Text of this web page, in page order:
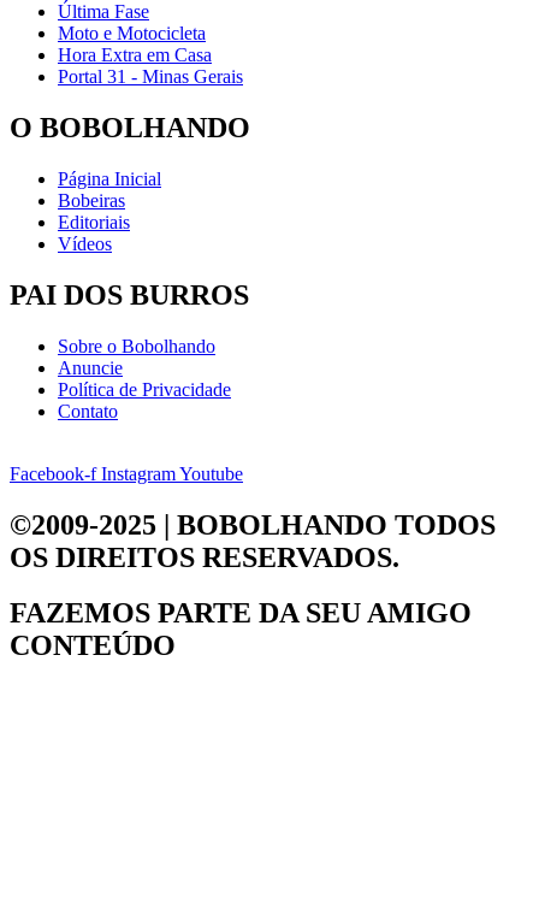
Última Fase
Moto e Motocicleta
Hora Extra em Casa
Portal 31 - Minas Gerais
O BOBOLHANDO
Página Inicial
Bobeiras
Editoriais
Vídeos
PAI DOS BURROS
Sobre o Bobolhando
Anuncie
Política de Privacidade
Contato
Facebook-f InstagramYoutube
©2009-2025 | BOBOLHANDO TODOS
OS DIREITOS RESERVADOS.
FAZEMOS PARTE DA SEU AMIGO
CONTEÚDO